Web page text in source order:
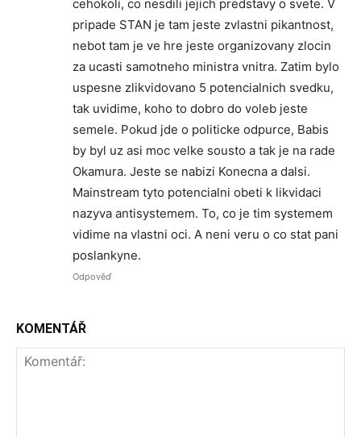
cehokoli, co nesdili jejich predstavy o svete. V
pripade STAN je tam jeste zvlastni pikantnost,
nebot tam je ve hre jeste organizovany zlocin
za ucasti samotneho ministra vnitra. Zatim bylo
uspesne zlikvidovano 5 potencialnich svedku,
tak uvidime, koho to dobro do voleb jeste
semele. Pokud jde o politicke odpurce, Babis
by byl uz asi moc velke sousto a tak je na rade
Okamura. Jeste se nabizi Konecna a dalsi.
Mainstream tyto potencialni obeti k likvidaci
nazyva antisystemem. To, co je tim systemem
vidime na vlastni oci. A neni veru o co stat pani
poslankyne.
Odpověď
KOMENTÁŘ